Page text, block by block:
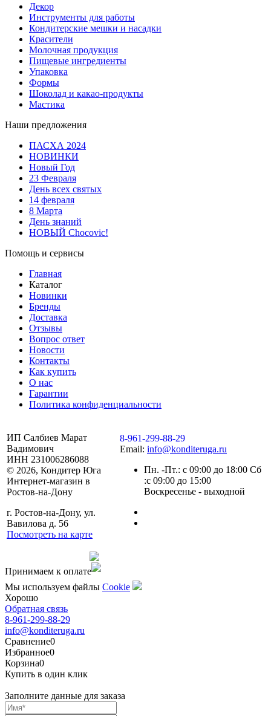
Декор
Инструменты для работы
Кондитерские мешки и насадки
Красители
Молочная продукция
Пищевые ингредиенты
Упаковка
Формы
Шоколад и какао-продукты
Мастика
Наши предложения
ПАСХА 2024
НОВИНКИ
Новый Год
23 Февраля
День всех святых
14 февраля
8 Марта
День знаний
НОВЫЙ Chocovic!
Помощь и сервисы
Главная
Каталог
Новинки
Бренды
Доставка
Отзывы
Вопрос ответ
Новости
Контакты
Как купить
О нас
Гарантии
Политика конфиденциальности
ИП Салбиев Марат
Вадимович
ИНН 231006286088
© 2026, Кондитер Юга
Интернет-магазин в
Ростов-на-Дону
г. Ростов-на-Дону, ул.
Вавилова д. 56
Посмотреть на карте
8-961-299-88-29
Email: info@konditeruga.ru
Пн. -Пт.: с 09:00 до 18:00 Сб
:с 09:00 до 15:00
Воскресенье - выходной
Принимаем к оплате
Мы используем файлы Сookie
Хорошо
Обратная связь
8-961-299-88-29
info@konditeruga.ru
Сравнение0
Избранное0
Корзина0
Купить в один клик
Заполните данные для заказа